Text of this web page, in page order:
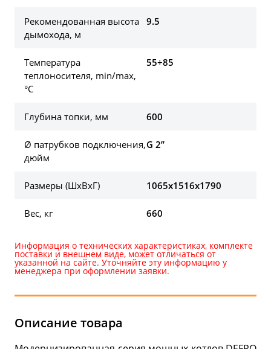
Рекомендованная высота
дымохода, м
9.5
Температура
теплоносителя, min/max,
°C
55÷85
Глубина топки, мм 600
Ø патрубков подключения,
дюйм
G 2”
Размеры (ШxВxГ) 1065x1516x1790
Вес, кг 660
Информация о технических характеристиках, комплекте
поставки и внешнем виде, может отличаться от
указанной на сайте. Уточняйте эту информацию у
менеджера при оформлении заявки.
Описание товара